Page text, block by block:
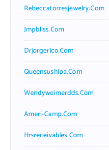
Rebeccatorresjewelry.com
Jmpbliss.com
Drjorgerico.com
Queensushipa.com
Wendyweimerdds.com
Ameri-Camp.com
Hrsreceivables.com